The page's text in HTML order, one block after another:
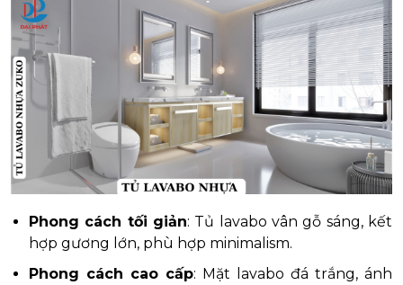
Phong cách tối giản: Tủ lavabo vân gỗ sáng, kết
hợp gương lớn, phù hợp minimalism.
Phong cách cao cấp: Mặt lavabo đá trắng, ánh